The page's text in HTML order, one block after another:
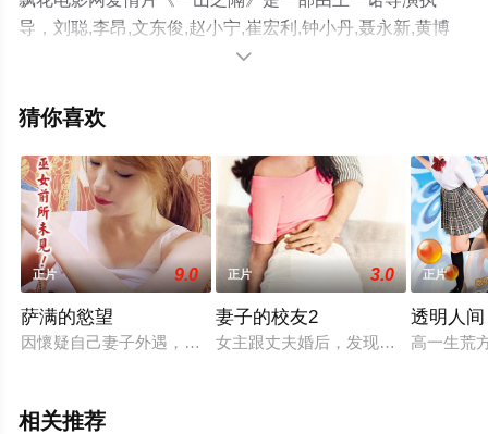
导，刘聪,李昂,文东俊,赵小宁,崔宏利,钟小丹,聂永新,黄博
斯,卜文革,文江,刘勇,吴长明等演员精彩演绎的大陆电影，
更多相关信息可移步至豆瓣电影、电视猫或剧情网等平台

猜你喜欢
正片 9.0
萨满的慾望
因懷疑自己妻子外遇，丈夫樂賢找上一位非常有名的巫女尋求
正片 3.0
妻子的校友2
女主跟丈夫婚后，发现丈夫的能力越
正片
透明人
高一生荒
相关推荐